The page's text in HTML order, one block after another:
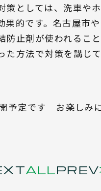
策としては、洗車や
果的です。名古屋市
防止剤が使われるこ
た方法で対策を講じ
予定です お楽しみ
ALLPREV